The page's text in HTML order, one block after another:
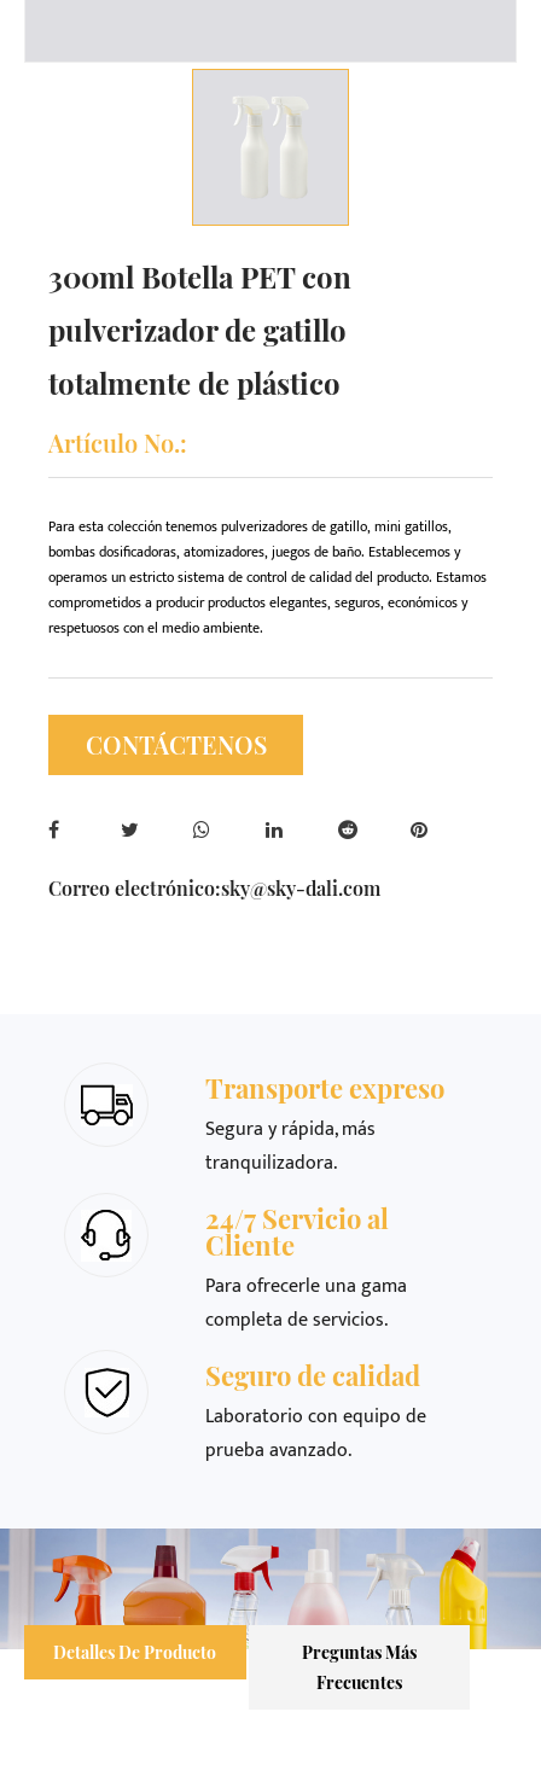
300ml Botella PET con
pulverizador de gatillo
totalmente de plástico
Artículo No.:
Para esta colección tenemos pulverizadores de gatillo, mini gatillos,
bombas dosificadoras, atomizadores, juegos de baño. Establecemos y
operamos un estricto sistema de control de calidad del producto. Estamos
comprometidos a producir productos elegantes, seguros, económicos y
respetuosos con el medio ambiente.
CONTÁCTENOS
Correo electrónico:sky@sky-dali.com
Transporte expreso
Segura y rápida, más
tranquilizadora.
24/7 Servicio al
Cliente
Para ofrecerle una gama
completa de servicios.
Seguro de calidad
Laboratorio con equipo de
prueba avanzado.
Detalles De Producto
Preguntas Más
Frecuentes